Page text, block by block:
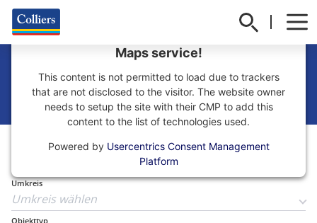
Halle mieten in ganz
Deutschland
We need your consent to load the Google
Maps service!
This content is not permitted to load due to trackers
that are not disclosed to the visitor. The website owner
needs to setup the site with their CMP to add this
content to the list of technologies used.
Powered by Usercentrics Consent Management
Platform
Umkreis
Objekttyp